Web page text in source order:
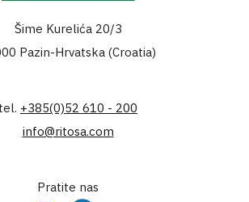
Šime Kurelića 20/3
Pazin-Hrvatska (Croatia)
tel. +385(0)52 610 - 200
info@ritosa.com
Pratite nas